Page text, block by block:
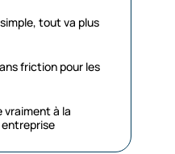
tout va plus
friction pour les
vraiment à la